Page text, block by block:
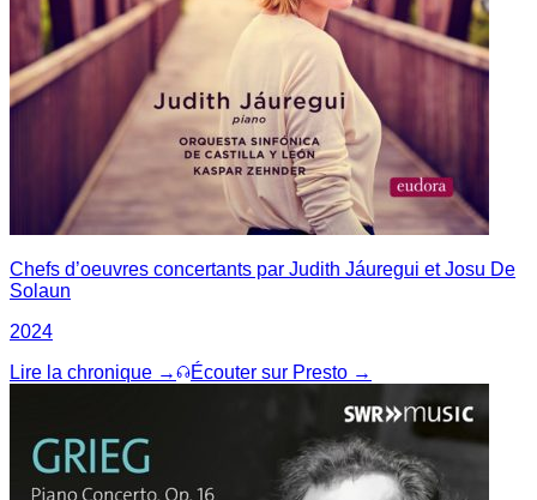
Chefs d’oeuvres concertants par Judith Jáuregui et Josu De
Solaun
2024
Lire la chronique →
Écouter sur Presto →